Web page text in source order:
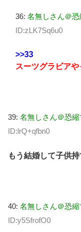
36: 名無しさん＠恐
ID:zLK7Sq6u0
>>33
スーツグラビア
39: 名無しさん＠恐縮
ID:lrQ+qfbn0
もう結婚して子供
40: 名無しさん＠恐縮
ID:y5SfrofO0